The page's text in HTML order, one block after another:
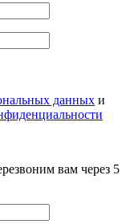
данных и
вам через 5